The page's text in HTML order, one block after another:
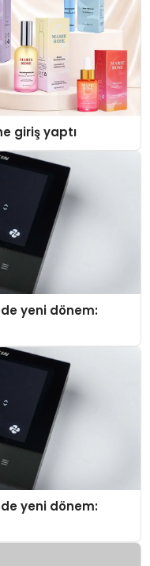
giriş yaptı
yeni dönem:
yeni dönem: